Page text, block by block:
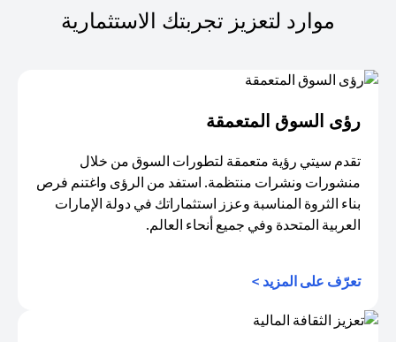
موارد لتعزيز تجربتك الاستثمارية
رؤى السوق المتعمقة
تقدم سيتي رؤية متعمقة لتطورات السوق من خلال
منشورات ونشرات منتظمة. استفد من الرؤى واغتنم فرص
بناء الثروة المناسبة وعزز استثماراتك في دولة الإمارات
العربية المتحدة وفي جميع أنحاء العالم.
تعرّف على المزيد >